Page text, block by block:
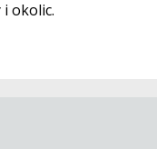
okolic.